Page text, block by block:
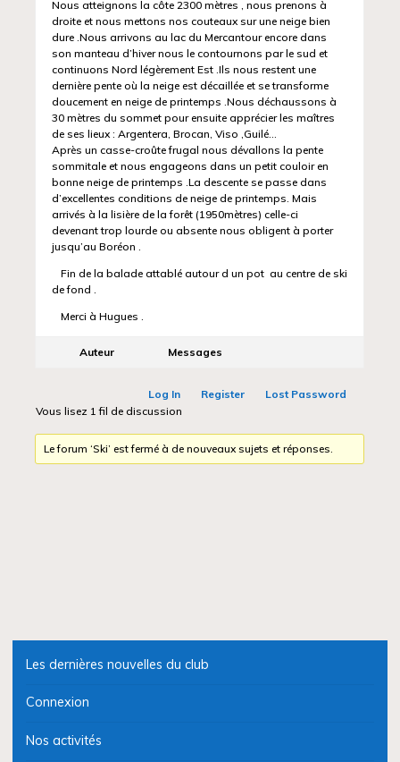
Nous atteignons la côte 2300 mètres , nous prenons à
droite et nous mettons nos couteaux sur une neige bien
dure .Nous arrivons au lac du Mercantour encore dans
son manteau d’hiver nous le contournons par le sud et
continuons Nord légèrement Est .Ils nous restent une
dernière pente où la neige est décaillée et se transforme
doucement en neige de printemps .Nous déchaussons à
30 mètres du sommet pour ensuite apprécier les maîtres
de ses lieux : Argentera, Brocan, Viso ,Guilé…
Après un casse-croûte frugal nous dévallons la pente
sommitale et nous engageons dans un petit couloir en
bonne neige de printemps .La descente se passe dans
d’excellentes conditions de neige de printemps. Mais
arrivés à la lisière de la forêt (1950mètres) celle-ci
devenant trop lourde ou absente nous obligent à porter
jusqu’au Boréon .
Fin de la balade attablé autour d un pot au centre de ski
de fond .
Merci à Hugues .
Auteur Messages
Log In Register
Lost Password
Vous lisez 1 fil de discussion
Le forum ‘Ski’ est fermé à de nouveaux sujets et réponses.
Les dernières nouvelles du club
Connexion
Nos activités